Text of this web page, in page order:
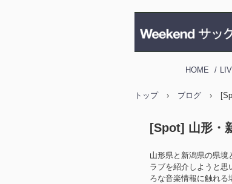
HOME
トップ › ブログ ›
[Spot] 山形・
山形県と新潟県の県境
ラブを紹介しようと
ろな音楽情報に触れる